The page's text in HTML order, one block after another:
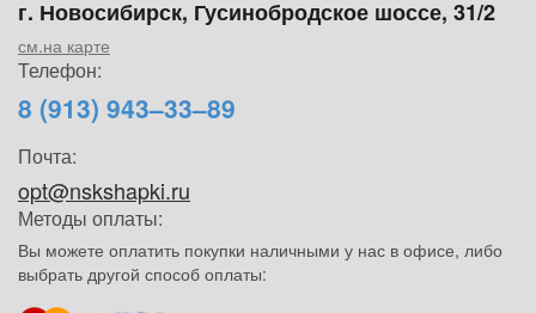
г. Новосибирск, Гусинобродское шоссе, 31/2
см.на карте
Телефон:
8 (913) 943–33–89
Почта:
opt@nskshapki.ru
Методы оплаты:
Вы можете оплатить покупки наличными у нас в офисе, либо
выбрать другой способ оплаты: